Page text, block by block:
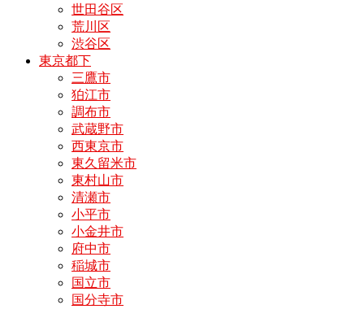
世田谷区
荒川区
渋谷区
東京都下
三鷹市
狛江市
調布市
武蔵野市
西東京市
東久留米市
東村山市
清瀬市
小平市
小金井市
府中市
稲城市
国立市
国分寺市